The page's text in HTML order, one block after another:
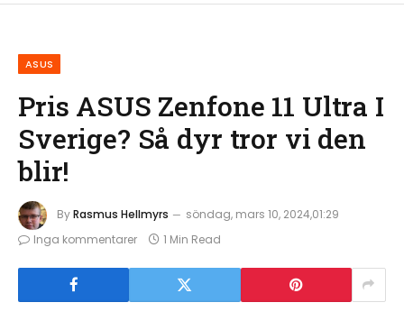
ASUS
Pris ASUS Zenfone 11 Ultra I
Sverige? Så dyr tror vi den
blir!
ByRasmus Hellmyrs
söndag, mars 10, 2024,01:29
Inga kommentarer
1 Min Read